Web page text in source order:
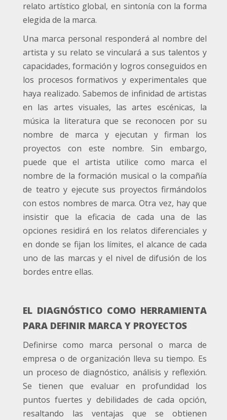
relato artístico global, en sintonía con la forma
elegida de la marca.
Una marca personal responderá al nombre del
artista y su relato se vinculará a sus talentos y
capacidades, formación y logros conseguidos en
los procesos formativos y experimentales que
haya realizado. Sabemos de infinidad de artistas
en las artes visuales, las artes escénicas, la
música la literatura que se reconocen por su
nombre de marca y ejecutan y firman los
proyectos con este nombre. Sin embargo,
puede que el artista utilice como marca el
nombre de la formación musical o la compañía
de teatro y ejecute sus proyectos firmándolos
con estos nombres de marca. Otra vez, hay que
insistir que la eficacia de cada una de las
opciones residirá en los relatos diferenciales y
en donde se fijan los límites, el alcance de cada
uno de las marcas y el nivel de difusión de los
bordes entre ellas.
EL DIAGNÓSTICO COMO HERRAMIENTA
PARA DEFINIR MARCA Y PROYECTOS
Definirse como marca personal o marca de
empresa o de organización lleva su tiempo. Es
un proceso de diagnóstico, análisis y reflexión.
Se tienen que evaluar en profundidad los
puntos fuertes y debilidades de cada opción,
resaltando las ventajas que se obtienen